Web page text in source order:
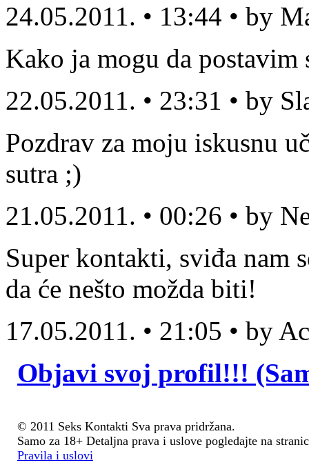
24.05.2011. • 13:44 • by
Kako ja mogu da
22.05.2011. • 23:31 • by
Pozdrav za moju iskusnu
sutra ;)
21.05.2011. • 00:26 • by
Super kontakti, sviđa nam
da će nešto možda biti!
17.05.2011. • 21:05 • by
Objavi svoj profil!!!
© 2011 Seks Kontakti Sva prava pridržana.
Samo za 18+ Detaljna prava i uslove pogledajte na
Pravila i uslovi